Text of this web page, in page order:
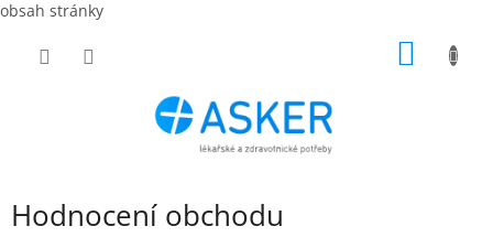
obsah stránky
Hodnocení obchodu